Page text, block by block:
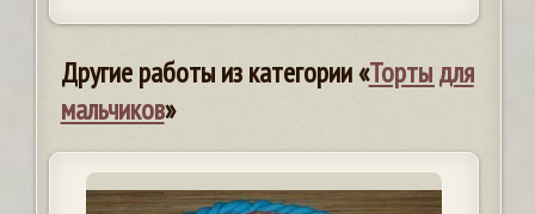
Другие работы из категории «Торты для
мальчиков»